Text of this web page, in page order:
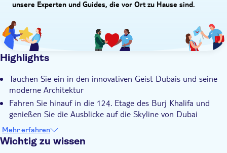
unsere Experten und Guides, die vor Ort zu Hause sind.
Highlights
Tauchen Sie ein in den innovativen Geist Dubais und seine
moderne Architektur
Fahren Sie hinauf in die 124. Etage des Burj Khalifa und
genießen Sie die Ausblicke auf die Skyline von Dubai
Machen Sie Fotos vom Springbrunnenbereich, blicken Sie
zum Burj hinauf und besuchen Sie den Souk Al Bahar
Mehr erfahren
Wichtig zu wissen